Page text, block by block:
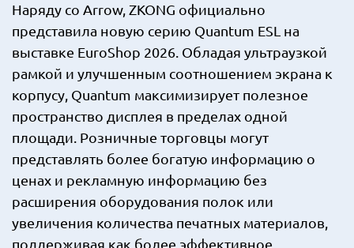
Наряду со Arrow, ZKONG официально
представила новую серию Quantum ESL на
выставке EuroShop 2026. Обладая ультраузкой
рамкой и улучшенным соотношением экрана к
корпусу, Quantum максимизирует полезное
пространство дисплея в пределах одной
площади. Розничные торговцы могут
представлять более богатую информацию о
ценах и рекламную информацию без
расширения оборудования полок или
увеличения количества печатных материалов,
поддерживая как более эффективное